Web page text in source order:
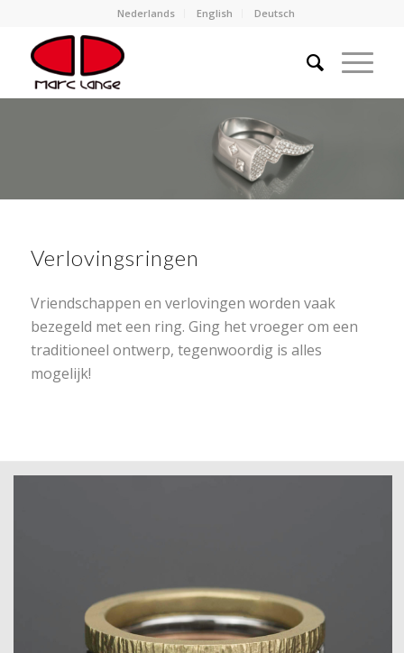
Nederlands English Deutsch
Verlovingsringen
Vriendschappen en verlovingen worden vaak
bezegeld met een ring. Ging het vroeger om een
traditioneel ontwerp, tegenwoordig is alles
mogelijk!